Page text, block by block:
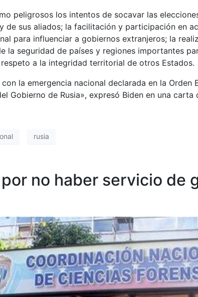
peligrosos los intentos de socavar las
de sus aliados; la facilitación y participación en
para influenciar a gobiernos extranjeros; la
la seguridad de países y regiones importantes
a la integridad territorial de otros Estados.
la emergencia nacional declarada en la Orden
Gobierno de Rusia», expresó Biden en una
rusia
no haber servicio de